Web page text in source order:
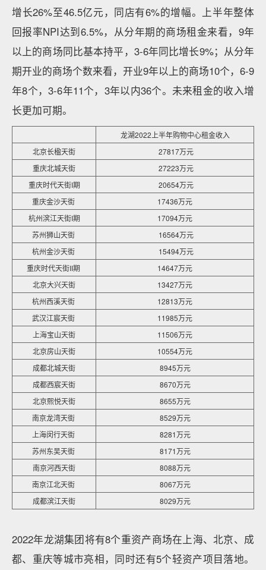
增长26%至46.5亿元，同店有6%的增幅。上半年整体
回报率NPI达到6.5%，从分年期的商场租金来看，9年
以上的商场同比基本持平，3-6年同比增长9%；从分年
期开业的商场个数来看，开业9年以上的商场10个，6-9
年8个，3-6年11个，3年以内36个。未来租金的收入增
长更加可期。
龙湖2022上半年购物中心租金收入
北京长楹天街
27817万元
重庆北城天街
27223万元
重庆时代天街I期
20654万元
重庆金沙天街
17436万元
杭州滨江天街I期
17094万元
苏州狮山天街
16564万元
杭州金沙天街
15494万元
重庆时代天街II期
14647万元
北京大兴天街
13427万元
杭州西溪天街
12813万元
武汉江宸天街
11985万元
上海宝山天街
11506万元
北京房山天街
10554万元
成都北城天街
8945万元
成都西宸天街
8670万元
北京熙悦天街
8655万元
南京龙湾天街
8529万元
上海闵行天街
8281万元
苏州东吴天街
8171万元
南京河西天街
8088万元
南京江北天街
8067万元
成都滨江天街
8029万元
2022年龙湖集团将有8个重资产商场在上海、北京、成
都、重庆等城市亮相，同时还有5个轻资产项目落地。